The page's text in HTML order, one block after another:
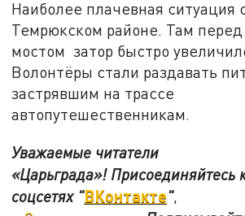
Наиболее плачевная ситуация
Темрюкском районе. Там
мостом затор быстро
Волонтёры стали раздавать
застрявшим на трассе
автопутешественникам.
Уважаемые читатели
«Царьграда»! Присоединяйтесь
соцсетях "ВКонтакте",